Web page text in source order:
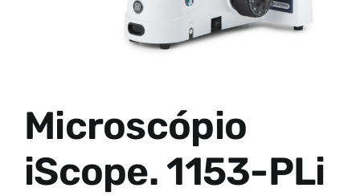
Microscópio
iScope. 1153-PLi